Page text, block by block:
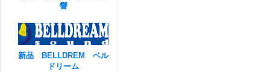
響
新品 BELLDREM ベル
ドリーム